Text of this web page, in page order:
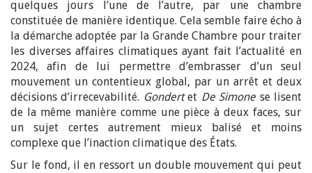
quelques jours l’une de l’autre, par une chambre
constituée de manière identique. Cela semble faire écho à
la démarche adoptée par la Grande Chambre pour traiter
les diverses affaires climatiques ayant fait l’actualité en
2024, afin de lui permettre d’embrasser d’un seul
mouvement un contentieux global, par un arrêt et deux
décisions d’irrecevabilité. Gondertet De Simonese lisent
de la même manière comme une pièce à deux faces, sur
un sujet certes autrement mieux balisé et moins
complexe que l’inaction climatique des États.
Sur le fond, il en ressort un double mouvement qui peut